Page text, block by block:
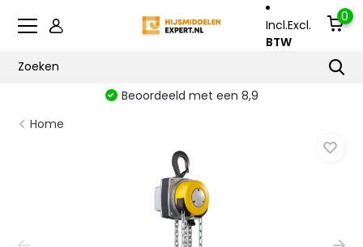
Incl.Excl.
BTW
0
Beoordeeld met een 8,9
Home